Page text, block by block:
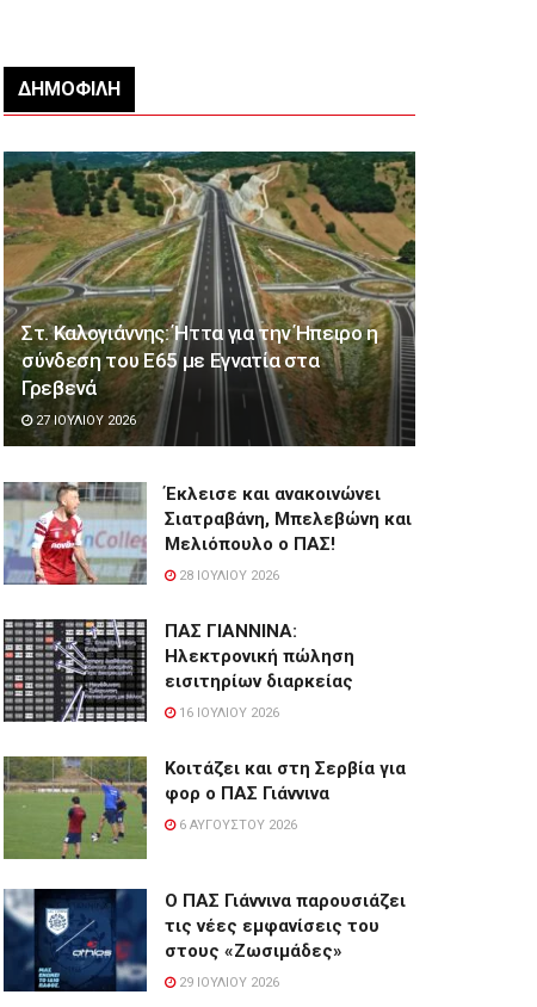
ΔΗΜΟΦΙΛΉ
Στ. Καλογιάννης: Ήττα για την Ήπειρο η
σύνδεση του Ε65 με Εγνατία στα
Γρεβενά
27 ΙΟΥΛΊΟΥ 2026
Έκλεισε και ανακοινώνει
Σιατραβάνη, Μπελεβώνη και
Μελιόπουλο ο ΠΑΣ!
28 ΙΟΥΛΊΟΥ 2026
ΠΑΣ ΓΙΑΝΝΙΝΑ:
Hλεκτρονική πώληση
εισιτηρίων διαρκείας
16 ΙΟΥΛΊΟΥ 2026
Κοιτάζει και στη Σερβία για
φορ ο ΠΑΣ Γιάννινα
6 ΑΥΓΟΎΣΤΟΥ 2026
Ο ΠΑΣ Γιάννινα παρουσιάζει
τις νέες εμφανίσεις του
στους «Ζωσιμάδες»
29 ΙΟΥΛΊΟΥ 2026